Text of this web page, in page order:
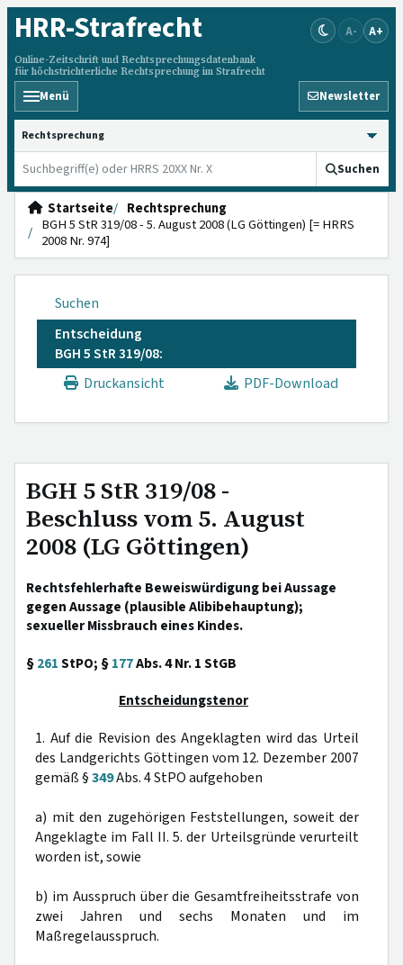
HRR-Strafrecht
Online-Zeitschrift und Rechtsprechungsdatenbank
für höchstrichterliche Rechtsprechung im Strafrecht
A- A+
Menü Newsletter
HRRS durchsuchen
Suchen
Startseite
Rechtsprechung
BGH 5 StR 319/08 - 5. August 2008 (LG Göttingen) [= HRRS
2008 Nr. 974]
Suchen
Entscheidung
BGH 5 StR 319/08:
Druckansicht
PDF-Download
BGH 5 StR 319/08 -
Beschluss vom 5. August
2008 (LG Göttingen)
Rechtsfehlerhafte Beweiswürdigung bei Aussage
gegen Aussage (plausible Alibibehauptung);
sexueller Missbrauch eines Kindes.
§261StPO; §177Abs. 4 Nr. 1 StGB
Entscheidungstenor
1. Auf die Revision des Angeklagten wird das Urteil
des Landgerichts Göttingen vom 12. Dezember 2007
gemäß §349Abs. 4 StPO aufgehoben
a) mit den zugehörigen Feststellungen, soweit der
Angeklagte im Fall II. 5. der Urteilsgründe verurteilt
worden ist, sowie
b) im Ausspruch über die Gesamtfreiheitsstrafe von
zwei Jahren und sechs Monaten und im
Maßregelausspruch.